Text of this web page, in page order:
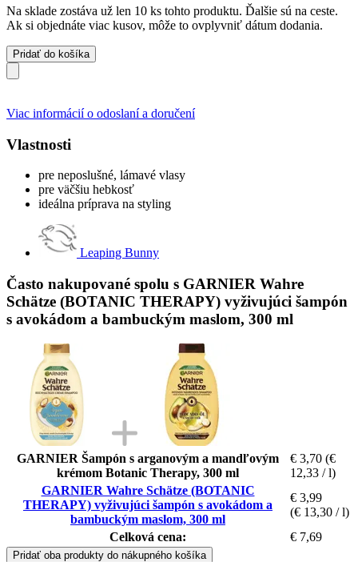
Na sklade zostáva už len 10 ks tohto produktu. Ďalšie sú na ceste.
Ak si objednáte viac kusov, môže to ovplyvniť dátum dodania.
Pridať do košíka
Viac informácií o odoslaní a doručení
Vlastnosti
pre neposlušné, lámavé vlasy
pre väčšiu hebkosť
ideálna príprava na styling
Leaping Bunny
Často nakupované spolu s GARNIER Wahre
Schätze (BOTANIC THERAPY) vyživujúci šampón
s avokádom a bambuckým maslom, 300 ml
GARNIER Šampón s arganovým a mandľovým
krémom Botanic Therapy, 300 ml
€ 3,70 (€
12,33 / l)
GARNIER Wahre Schätze (BOTANIC
THERAPY) vyživujúci šampón s avokádom a
bambuckým maslom, 300 ml
€ 3,99
(€ 13,30 / l)
Celková cena:
€ 7,69
Pridať oba produkty do nákupného košíka